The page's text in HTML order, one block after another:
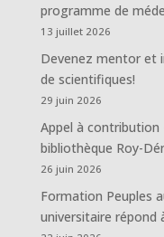
programme de
13 juillet 2026
Devenez mentor et
de scientifiques!
29 juin 2026
Appel à contribution
bibliothèque Roy-
26 juin 2026
Formation Peuples
universitaire répond